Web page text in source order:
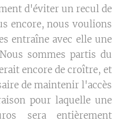
d'éviter un recul de
encore, nous voulions
entraîne avec elle une
sommes partis du
encore de croître, et
de maintenir l'accès
pour laquelle une
sera entièrement